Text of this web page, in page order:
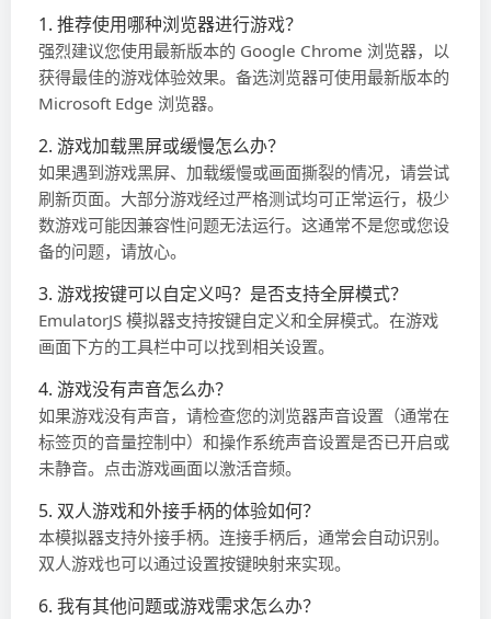
1. 推荐使用哪种浏览器进行游戏？
强烈建议您使用最新版本的 Google Chrome 浏览器，以
获得最佳的游戏体验效果。备选浏览器可使用最新版本的
Microsoft Edge 浏览器。
2. 游戏加载黑屏或缓慢怎么办？
如果遇到游戏黑屏、加载缓慢或画面撕裂的情况，请尝试
刷新页面。大部分游戏经过严格测试均可正常运行，极少
数游戏可能因兼容性问题无法运行。这通常不是您或您设
备的问题，请放心。
3. 游戏按键可以自定义吗？是否支持全屏模式？
EmulatorJS 模拟器支持按键自定义和全屏模式。在游戏
画面下方的工具栏中可以找到相关设置。
4. 游戏没有声音怎么办？
如果游戏没有声音，请检查您的浏览器声音设置（通常在
标签页的音量控制中）和操作系统声音设置是否已开启或
未静音。点击游戏画面以激活音频。
5. 双人游戏和外接手柄的体验如何？
本模拟器支持外接手柄。连接手柄后，通常会自动识别。
双人游戏也可以通过设置按键映射来实现。
6. 我有其他问题或游戏需求怎么办？